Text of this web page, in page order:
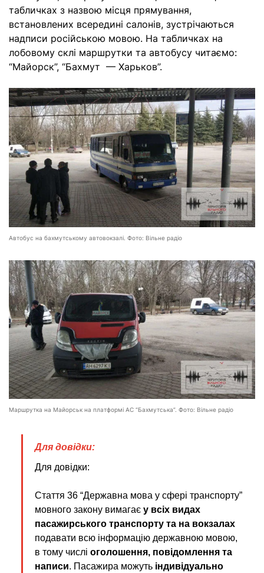
табличках з назвою місця прямування,
встановлених всередині салонів, зустрічаються
надписи російською мовою. На табличках на
лобовому склі маршрутки та автобусу читаємо:
“Майорск”, “Бахмут — Харьков”.
Автобус на бахмутському автовокзалі. Фото: Вільне радіо
Маршрутка на Майорськ на платформі АС “Бахмутська”. Фото: Вільне радіо
Для довідки:
Для довідки:
Стаття 36 “Державна мова у сфері транспорту”
мовного закону вимагає у всіх видах
пасажирського транспорту та на вокзалах
подавати всю інформацію державною мовою,
в тому числі оголошення, повідомлення та
написи. Пасажира можуть індивідуально